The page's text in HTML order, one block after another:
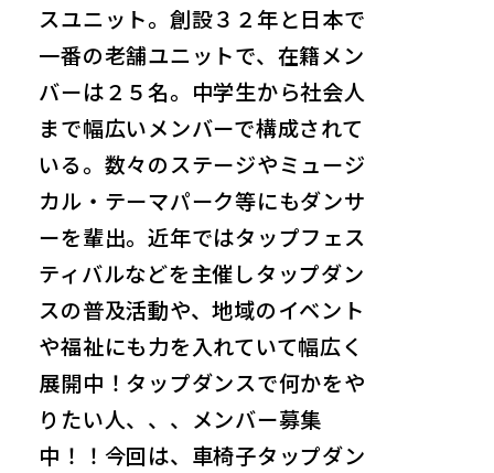
スユニット。創設３２年と日本で
一番の老舗ユニットで、在籍メン
バーは２５名。中学生から社会人
まで幅広いメンバーで構成されて
いる。数々のステージやミュージ
カル・テーマパーク等にもダンサ
ーを輩出。近年ではタップフェス
ティバルなどを主催しタップダン
スの普及活動や、地域のイベント
や福祉にも力を入れていて幅広く
展開中！タップダンスで何かをや
りたい人、、、メンバー募集
中！！今回は、車椅子タップダン